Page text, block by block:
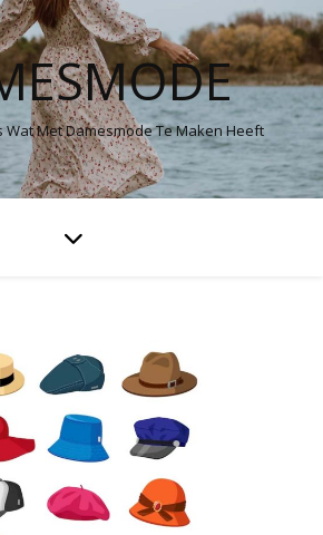
Wat Met Damesmode Te Maken Heeft